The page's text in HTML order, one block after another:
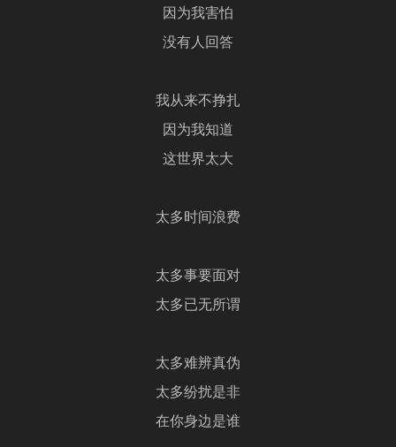
因为我害怕
没有人回答
我从来不挣扎
因为我知道
这世界太大
太多时间浪费
太多事要面对
太多已无所谓
太多难辨真伪
太多纷扰是非
在你身边是谁